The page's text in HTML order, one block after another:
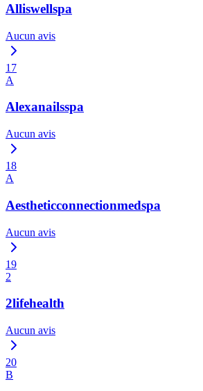
Alliswellspa
Aucun avis
17
A
Alexanailsspa
Aucun avis
18
A
Aestheticconnectionmedspa
Aucun avis
19
2
2lifehealth
Aucun avis
20
B